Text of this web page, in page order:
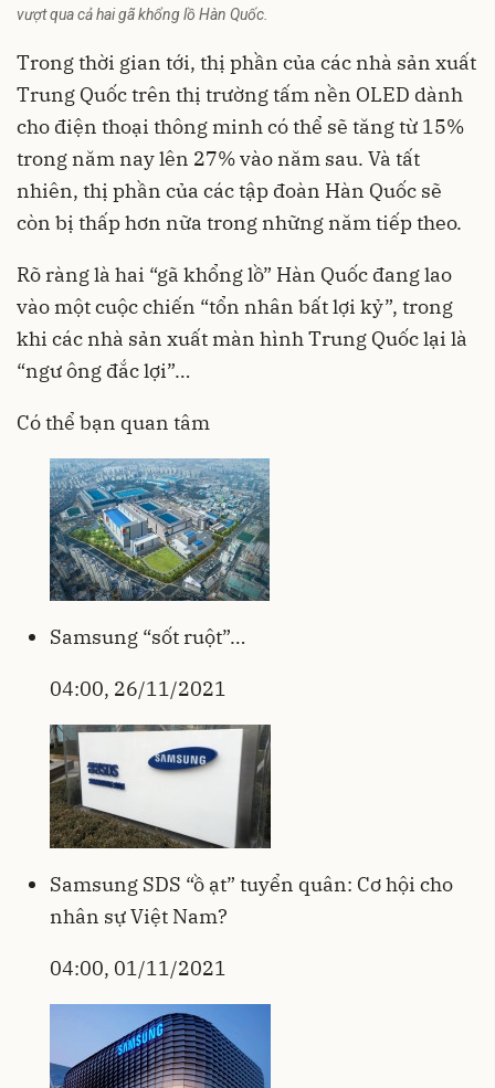
vượt qua cả hai gã khổng lồ Hàn Quốc.
Trong thời gian tới, thị phần của các nhà sản xuất
Trung Quốc trên thị trường tấm nền OLED dành
cho điện thoại thông minh có thể sẽ tăng từ 15%
trong năm nay lên 27% vào năm sau. Và tất
nhiên, thị phần của các tập đoàn Hàn Quốc sẽ
còn bị thấp hơn nữa trong những năm tiếp theo.
Rõ ràng là hai “gã khổng lồ” Hàn Quốc đang lao
vào một cuộc chiến “tổn nhân bất lợi kỷ”, trong
khi các nhà sản xuất màn hình Trung Quốc lại là
“ngư ông đắc lợi”…
Có thể bạn quan tâm
Samsung “sốt ruột”…
04:00, 26/11/2021
Samsung SDS “ồ ạt” tuyển quân: Cơ hội cho
nhân sự Việt Nam?
04:00, 01/11/2021